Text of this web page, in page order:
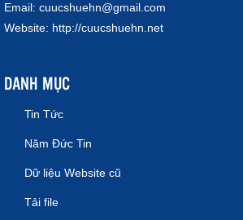
Email: cuucshuehn@gmail.com
Website: http://cuucshuehn.net
DANH MỤC
Tin Tức
Năm Đức Tin
Dữ liệu Website cũ
Tải file